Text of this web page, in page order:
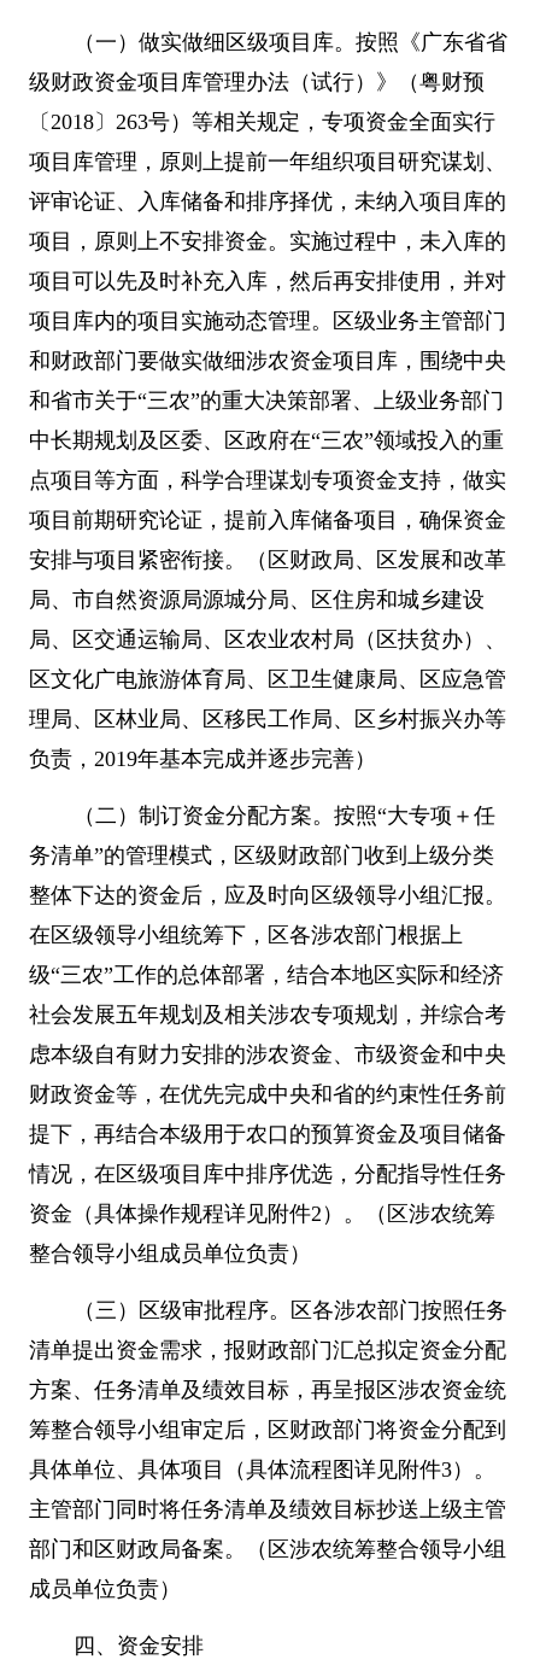
（一）做实做细区级项目库。按照《广东省省
级财政资金项目库管理办法（试行）》（粤财预
〔 2018〕 263号）等相关规定，专项资金全面实行
项目库管理，原则上提前一年组织项目研究谋划、
评审论证、入库储备和排序择优，未纳入项目库的
项目，原则上不安排资金。实施过程中，未入库的
项目可以先及时补充入库，然后再安排使用，并对
项目库内的项目实施动态管理。区级业务主管部门
和财政部门要做实做细涉农资金项目库，围绕中央
和省市关于“三农”的重大决策部署、上级业务部门
中长期规划及区委、区政府在“三农”领域投入的重
点项目等方面，科学合理谋划专项资金支持，做实
项目前期研究论证，提前入库储备项目，确保资金
安排与项目紧密衔接。（区财政局、区发展和改革
局、市自然资源局源城分局、区住房和城乡建设
局、区交通运输局、区农业农村局（区扶贫办）、
区文化广电旅游体育局、区卫生健康局、区应急管
理局、区林业局、区移民工作局、区乡村振兴办等
负责， 2019年基本完成并逐步完善）
（二）制订资金分配方案。按照“大专项＋任
务清单”的管理模式，区级财政部门收到上级分类
整体下达的资金后，应及时向区级领导小组汇报。
在区级领导小组统筹下，区各涉农部门根据上
级“三农”工作的总体部署，结合本地区实际和经济
社会发展五年规划及相关涉农专项规划，并综合考
虑本级自有财力安排的涉农资金、市级资金和中央
财政资金等，在优先完成中央和省的约束性任务前
提下，再结合本级用于农口的预算资金及项目储备
情况，在区级项目库中排序优选，分配指导性任务
资金（具体操作规程详见附件2 ）。（区涉农统筹
整合领导小组成员单位负责）
（三）区级审批程序。区各涉农部门按照任务
清单提出资金需求，报财政部门汇总拟定资金分配
方案、任务清单及绩效目标，再呈报区涉农资金统
筹整合领导小组审定后，区财政部门将资金分配到
具体单位、具体项目（具体流程图详见附件3）。
主管部门同时将任务清单及绩效目标抄送上级主管
部门和区财政局备案。（区涉农统筹整合领导小组
成员单位负责）
四、资金安排